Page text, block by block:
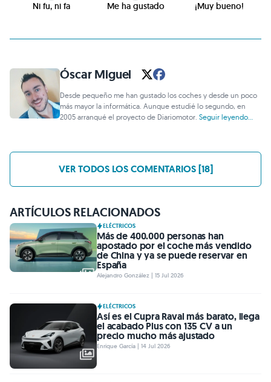
Ni fu, ni fa Me ha gustado ¡Muy bueno!
Óscar Miguel
Desde pequeño me han gustado los coches y desde un poco
más mayor la informática. Aunque estudié lo segundo, en
2005 arranqué el proyecto de Diariomotor.Seguir leyendo...
VER TODOS LOS COMENTARIOS [18]
ARTÍCULOS RELACIONADOS
ELÉCTRICOS
Más de 400.000 personas han
apostado por el coche más vendido
de China y ya se puede reservar en
España
Alejandro González | 15 Jul 2026
ELÉCTRICOS
Así es el Cupra Raval más barato, llega
el acabado Plus con 135 CV a un
precio mucho más ajustado
Enrique García | 14 Jul 2026